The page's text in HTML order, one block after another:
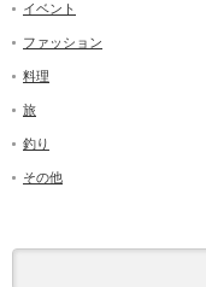
イベント
ファッション
料理
旅
釣り
その他